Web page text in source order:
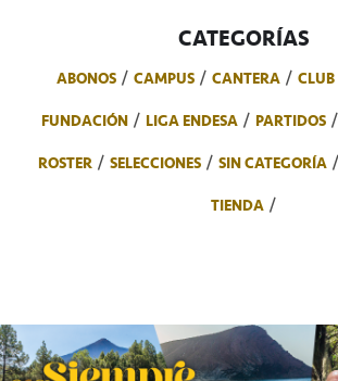
CATEGORÍAS
ABONOS CAMPUS CANTERA CLUB
FUNDACIÓN
LIGA ENDESA PARTIDOS
ROSTER
SELECCIONES SIN CATEGORÍA
TIENDA